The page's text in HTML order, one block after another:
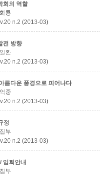
회의 역할
룡
n.2 (2013-03)
전 방향
환
n.2 (2013-03)
름다운 풍경으로 피어나다
중
n.2 (2013-03)
정
부
n.2 (2013-03)
입회안내
부